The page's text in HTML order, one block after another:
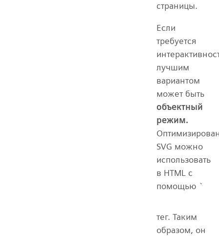
страницы.
Если
требуется
лучшим
вариантом
может быть
объектный
режим.
SVG можно
использовать
в HTML с
помощью `
тег. Таким
образом, он